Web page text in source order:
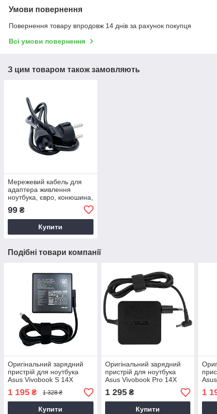
Умови повернення
Повернення товару впродовж 14 днів за рахунок покупця
Всі умови повернення
З цим товаром також замовляють
Мережевий кабель для
адаптера живлення
ноутбука, євро, конюшина,
99 ₴
Купити
Подібні товари компанії
Оригінальний зарядний
пристрій для ноутбука
Asus Vivobook S 14X
OLED M5402RA
1 195 ₴ 1 328 ₴
Купити
Оригінальний зарядний
пристрій для ноутбука
Asus Vivobook Pro 14X
OLED N7400PA
1 295₴
Купити
1